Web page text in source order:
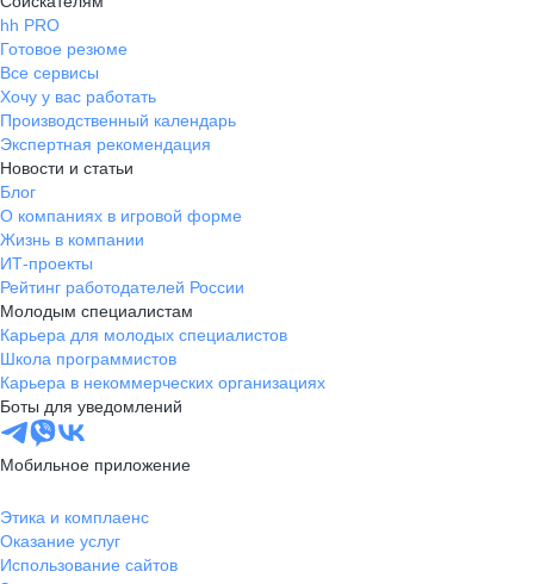
hh PRO
Готовое резюме
Все сервисы
Хочу у вас работать
Производственный календарь
Экспертная рекомендация
Новости и статьи
Блог
О компаниях в игровой форме
Жизнь в компании
ИТ-проекты
Рейтинг работодателей России
Молодым специалистам
Карьера для молодых специалистов
Школа программистов
Карьера в некоммерческих организациях
Боты для уведомлений
Мобильное приложение
Этика и комплаенс
Оказание услуг
Использование сайтов